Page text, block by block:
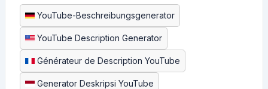
YouTube-Beschreibungsgenerator
YouTube Description Generator
Générateur de Description YouTube
Generator Deskripsi YouTube